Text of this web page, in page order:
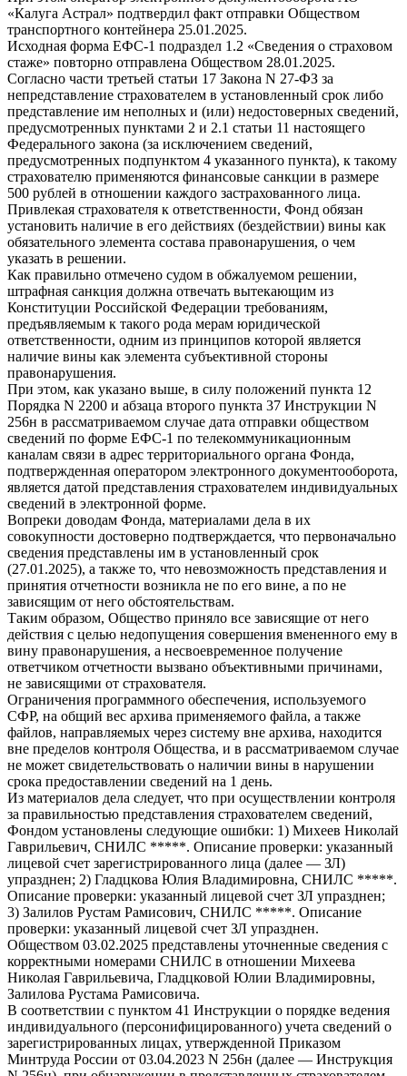
«Калуга Астрал» подтвердил факт отправки Обществом
транспортного контейнера 25.01.2025.
Исходная форма ЕФС-1 подраздел 1.2 «Сведения о страховом
стаже» повторно отправлена Обществом 28.01.2025.
Согласно части третьей статьи 17 Закона N 27-ФЗ за
непредставление страхователем в установленный срок либо
представление им неполных и (или) недостоверных сведений,
предусмотренных пунктами 2 и 2.1 статьи 11 настоящего
Федерального закона (за исключением сведений,
предусмотренных подпунктом 4 указанного пункта), к такому
страхователю применяются финансовые санкции в размере
500 рублей в отношении каждого застрахованного лица.
Привлекая страхователя к ответственности, Фонд обязан
установить наличие в его действиях (бездействии) вины как
обязательного элемента состава правонарушения, о чем
указать в решении.
Как правильно отмечено судом в обжалуемом решении,
штрафная санкция должна отвечать вытекающим из
Конституции Российской Федерации требованиям,
предъявляемым к такого рода мерам юридической
ответственности, одним из принципов которой является
наличие вины как элемента субъективной стороны
правонарушения.
При этом, как указано выше, в силу положений пункта 12
Порядка N 2200 и абзаца второго пункта 37 Инструкции N
256н в рассматриваемом случае дата отправки обществом
сведений по форме ЕФС-1 по телекоммуникационным
каналам связи в адрес территориального органа Фонда,
подтвержденная оператором электронного документооборота,
является датой представления страхователем индивидуальных
сведений в электронной форме.
Вопреки доводам Фонда, материалами дела в их
совокупности достоверно подтверждается, что первоначально
сведения представлены им в установленный срок
(27.01.2025), а также то, что невозможность представления и
принятия отчетности возникла не по его вине, а по не
зависящим от него обстоятельствам.
Таким образом, Общество приняло все зависящие от него
действия с целью недопущения совершения вмененного ему в
вину правонарушения, а несвоевременное получение
ответчиком отчетности вызвано объективными причинами,
не зависящими от страхователя.
Ограничения программного обеспечения, используемого
СФР, на общий вес архива применяемого файла, а также
файлов, направляемых через систему вне архива, находится
вне пределов контроля Общества, и в рассматриваемом случае
не может свидетельствовать о наличии вины в нарушении
срока предоставлении сведений на 1 день.
Из материалов дела следует, что при осуществлении контроля
за правильностью представления страхователем сведений,
Фондом установлены следующие ошибки: 1) Михеев Николай
Гаврильевич, СНИЛС *****. Описание проверки: указанный
лицевой счет зарегистрированного лица (далее — ЗЛ)
упразднен; 2) Гладцкова Юлия Владимировна, СНИЛС *****.
Описание проверки: указанный лицевой счет ЗЛ упразднен;
3) Залилов Рустам Рамисович, СНИЛС *****. Описание
проверки: указанный лицевой счет ЗЛ упразднен.
Обществом 03.02.2025 представлены уточненные сведения с
корректными номерами СНИЛС в отношении Михеева
Николая Гаврильевича, Гладцковой Юлии Владимировны,
Залилова Рустама Рамисовича.
В соответствии с пунктом 41 Инструкции о порядке ведения
индивидуального (персонифицированного) учета сведений о
зарегистрированных лицах, утвержденной Приказом
Минтруда России от 03.04.2023 N 256н (далее — Инструкция